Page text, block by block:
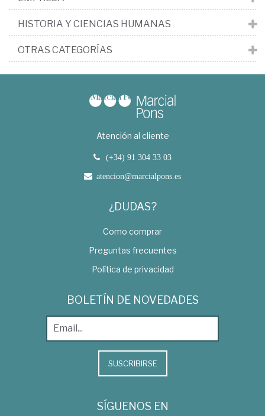
HISTORIA Y CIENCIAS HUMANAS
OTRAS CATEGORÍAS
Atención al cliente
(+34) 91 304 33 03
atencion@marcialpons.es
¿DUDAS?
Como comprar
Preguntas frecuentes
Política de privacidad
BOLETÍN DE NOVEDADES
SUSCRIBIRSE
SÍGUENOS EN